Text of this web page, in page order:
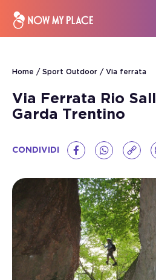
Home Sport Outdoor Via ferrata
Via Ferrata Rio
Garda Trentino
CONDIVIDI